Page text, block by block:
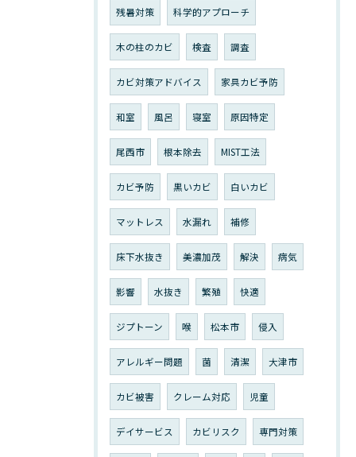
残暑対策 科学的アプローチ
木の柱のカビ 検査 調査
カビ対策アドバイス 家具カビ予防
和室 風呂 寝室 原因特定
尾西市 根本除去 MIST工法
カビ予防 黒いカビ 白いカビ
マットレス 水漏れ 補修
床下水抜き 美濃加茂 解決 病気
影響 水抜き 繁殖 快適
ジプトーン 喉 松本市 侵入
アレルギー問題 菌 清潔 大津市
カビ被害 クレーム対応 児童
デイサービス カビリスク 専門対策